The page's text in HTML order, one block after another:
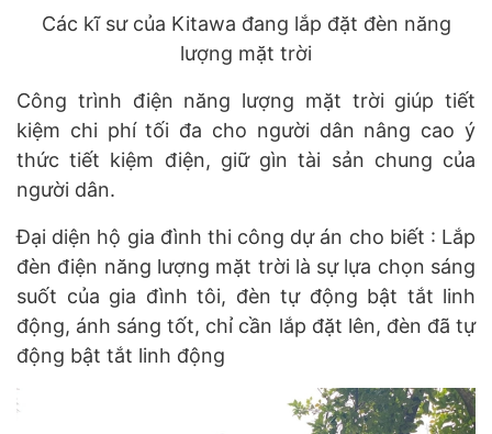
Các kĩ sư của Kitawa đang lắp đặt đèn năng
lượng mặt trời
Công trình điện năng lượng mặt trời giúp tiết
kiệm chi phí tối đa cho người dân nâng cao ý
thức tiết kiệm điện, giữ gìn tài sản chung của
người dân.
Đại diện hộ gia đình thi công dự án cho biết : Lắp
đèn điện năng lượng mặt trời là sự lựa chọn sáng
suốt của gia đình tôi, đèn tự động bật tắt linh
động, ánh sáng tốt, chỉ cần lắp đặt lên, đèn đã tự
động bật tắt linh động